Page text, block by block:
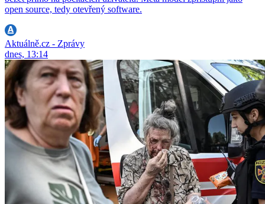
open source, tedy otevřený software.
Aktuálně.cz - Zprávy
dnes, 13:14